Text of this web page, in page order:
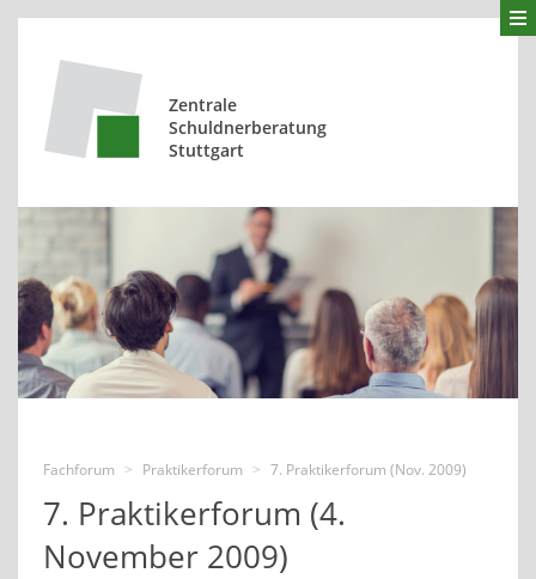
Zentrale
Schuldnerberatung
Stuttgart
Fachforum > Praktikerforum > 7. Praktikerforum (Nov. 2009)
7. Praktikerforum (4.
November 2009)